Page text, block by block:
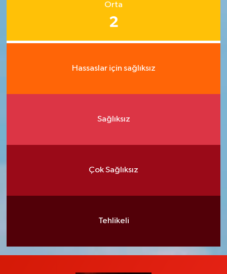
Orta
2
Hassaslar için sağlıksız
Sağlıksız
Çok Sağlıksız
Tehlikeli